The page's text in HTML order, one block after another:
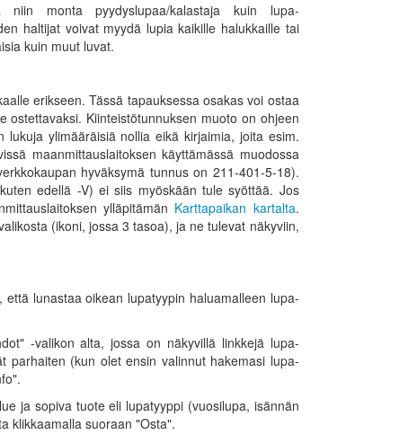
niin monta pyydyslupaa/kalastaja kuin lupa-
haltijat voivat myydä lupia kaikille halukkaille tai
kuin muut luvat.
erikseen. Tässä tapauksessa osakas voi ostaa
ostettavaksi. Kiinteistötunnuksen muoto on ohjeen
ylimääräisiä nollia eikä kirjaimia, joita esim.
maanmittauslaitoksen käyttämässä muodossa
hyväksymä tunnus on 211-401-5-18).
edellä -V) ei siis myöskään tule syöttää. Jos
ylläpitämän Karttapaikan kartalta.
(ikoni, jossa 3 tasoa), ja ne tulevat näkyviin,
lunastaa oikean lupatyypin haluamalleen lupa-
-valikon alta, jossa on näkyvillä linkkejä lupa-
parhaiten (kun olet ensin valinnut hakemasi lupa-
ja sopiva tuote eli lupatyyppi (vuosilupa, isännän
klikkaamalla suoraan "Osta".